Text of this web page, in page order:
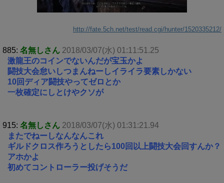
http://fate.5ch.net/test/read.cgi/hunter/1520335212/
885: 名無しさん 2018/03/07(水) 01:11:51.25
激龍王のコインでないんだが宝玉かよ
闘技大会怠いしつまんねーしイライラ要素しかない
10回ディア闘技やってゼロとか
一枚確定にしとけやクソが
915: 名無しさん 2018/03/07(水) 01:31:21.94
またでねーしなんなんこれ
ギルドクロス作ろうとしたら100回以上闘技大会回すんか？
アホかよ
初めてコントローラー投げそうだ